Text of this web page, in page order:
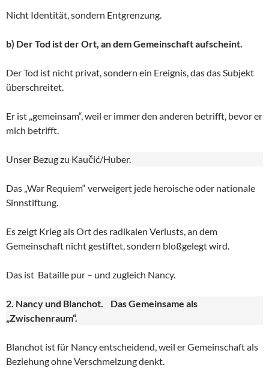
Nicht Identität, sondern Entgrenzung.
b) Der Tod ist der Ort, an dem Gemeinschaft aufscheint.
Der Tod ist nicht privat, sondern ein Ereignis, das das Subjekt
überschreitet.
Er ist „gemeinsam“, weil er immer den anderen betrifft, bevor er
mich betrifft.
Unser Bezug zu Kaučić/Huber.
Das „War Requiem“ verweigert jede heroische oder nationale
Sinnstiftung.
Es zeigt Krieg als Ort des radikalen Verlusts, an dem
Gemeinschaft nicht gestiftet, sondern bloßgelegt wird.
Das ist Bataille pur – und zugleich Nancy.
2. Nancy und Blanchot. Das Gemeinsame als
„Zwischenraum“.
Blanchot ist für Nancy entscheidend, weil er Gemeinschaft als
Beziehung ohne Verschmelzung denkt.